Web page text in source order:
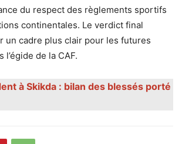
du respect des règlements sportifs
continentales. Le verdict final
un cadre plus clair pour les futures
de la CAF.
à Skikda : bilan des blessés porté